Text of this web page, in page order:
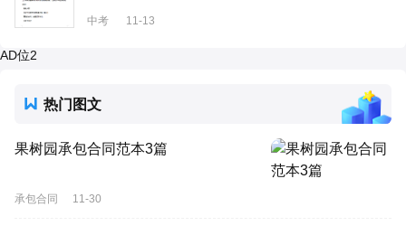
中考 11-13
AD位2
热门图文
果树园承包合同范本3篇
承包合同 11-30